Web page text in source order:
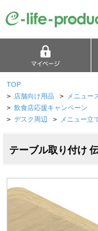
TOP
> 店舗向け用品 > メニュー
> 飲食店応援キャンペーン
> デスク周辺 > メニュー立
テーブル取り付け